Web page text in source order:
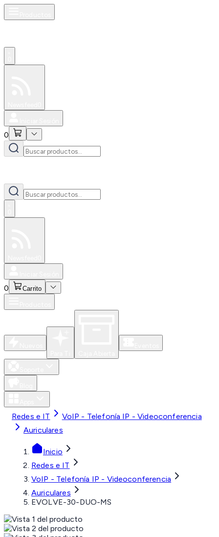
0
0 Carrito
Redes e IT
VoIP - Telefonía IP - Videoconferencia
Auriculares
Inicio
Redes e IT
VoIP - Telefonía IP - Videoconferencia
Auriculares
EVOLVE-30-DUO-MS